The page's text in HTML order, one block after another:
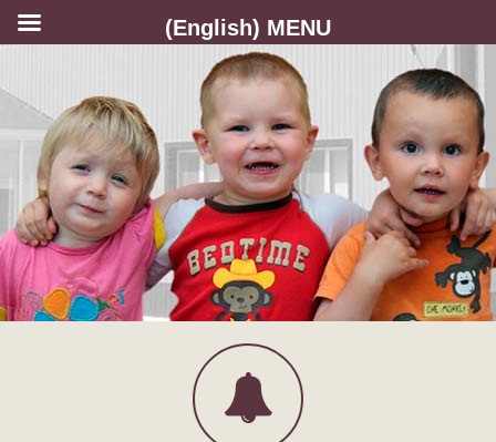
(English) MENU